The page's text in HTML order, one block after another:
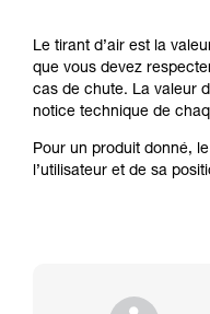
Le tirant d’air est la
que vous devez
cas de chute. La valeur
notice technique de
Pour un produit donné,
l’utilisateur et de sa